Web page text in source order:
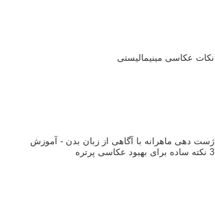
نکات عکاسی مینیمالیستی
ژست دهی ماهرانه با آگاهی از زبان بدن - آموزش
3 نکته ساده برای بهبود عکاسی پرتره